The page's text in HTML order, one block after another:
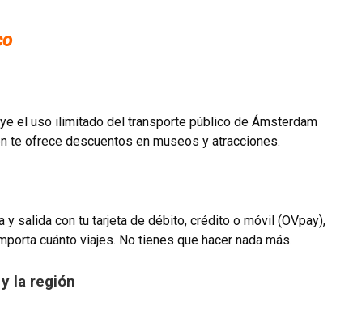
el uso ilimitado del transporte público de Ámsterdam
te ofrece descuentos en museos y atracciones.
y salida con tu tarjeta de débito, crédito o móvil (OVpay),
cuánto viajes. No tienes que hacer nada más.
la región